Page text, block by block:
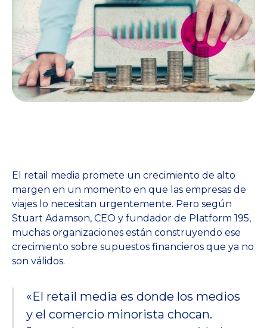
El retail media promete un crecimiento de alto
margen en un momento en que las empresas de
viajes lo necesitan urgentemente. Pero según
Stuart Adamson, CEO y fundador de Platform 195,
muchas organizaciones están construyendo ese
crecimiento sobre supuestos financieros que ya no
son válidos.
«El retail media es donde los medios
y el comercio minorista chocan.